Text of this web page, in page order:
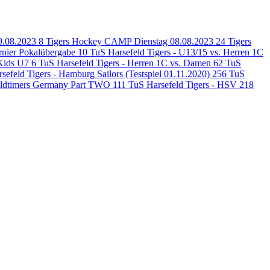
8 Tigers Hockey CAMP Dienstag 08.08.2023 24 Tigers
Pokalübergabe 10 TuS Harsefeld Tigers - U13/15 vs. Herren 1C
U7 6 TuS Harsefeld Tigers - Herren 1C vs. Damen 62 TuS
Tigers - Hamburg Sailors (Testspiel 01.11.2020) 256 TuS
Germany Part TWO 111 TuS Harsefeld Tigers - HSV 218